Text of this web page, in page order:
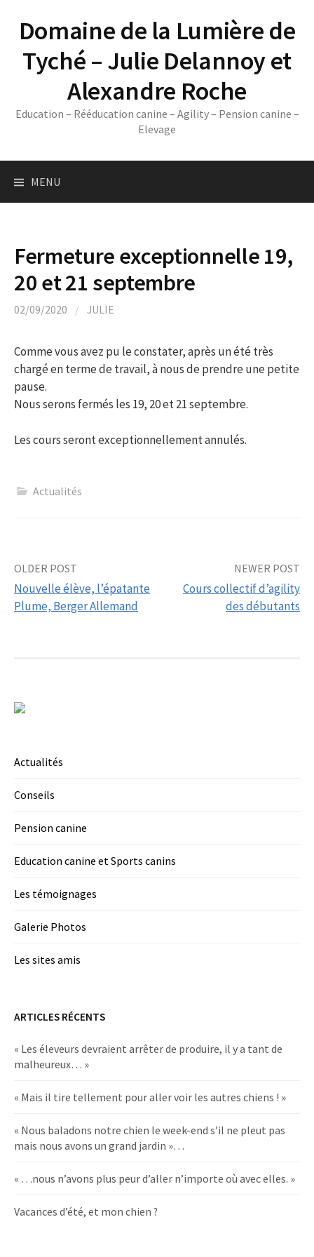
contentDomaine de la Lumière de
Tyché – Julie Delannoy et
Alexandre Roche
Education – Rééducation canine – Agility – Pension canine –
Elevage
MENU
Fermeture exceptionnelle 19,
20 et 21 septembre
02/09/2020 / JULIE
Comme vous avez pu le constater, après un été très
chargé en terme de travail, à nous de prendre une petite
pause.
Nous serons fermés les 19, 20 et 21 septembre.
Les cours seront exceptionnellement annulés.
Actualités
Post
navigation
OLDER POST
Nouvelle élève, l’épatante
Plume, Berger Allemand
NEWER POST
Cours collectif d’agility
des débutants
Actualités
Conseils
Pension canine
Education canine et Sports canins
Les témoignages
Galerie Photos
Les sites amis
ARTICLES RÉCENTS
« Les éleveurs devraient arrêter de produire, il y a tant de
malheureux… »
« Mais il tire tellement pour aller voir les autres chiens ! »
« Nous baladons notre chien le week-end s’il ne pleut pas
mais nous avons un grand jardin »…
« …nous n’avons plus peur d’aller n’importe où avec elles. »
Vacances d’été, et mon chien ?